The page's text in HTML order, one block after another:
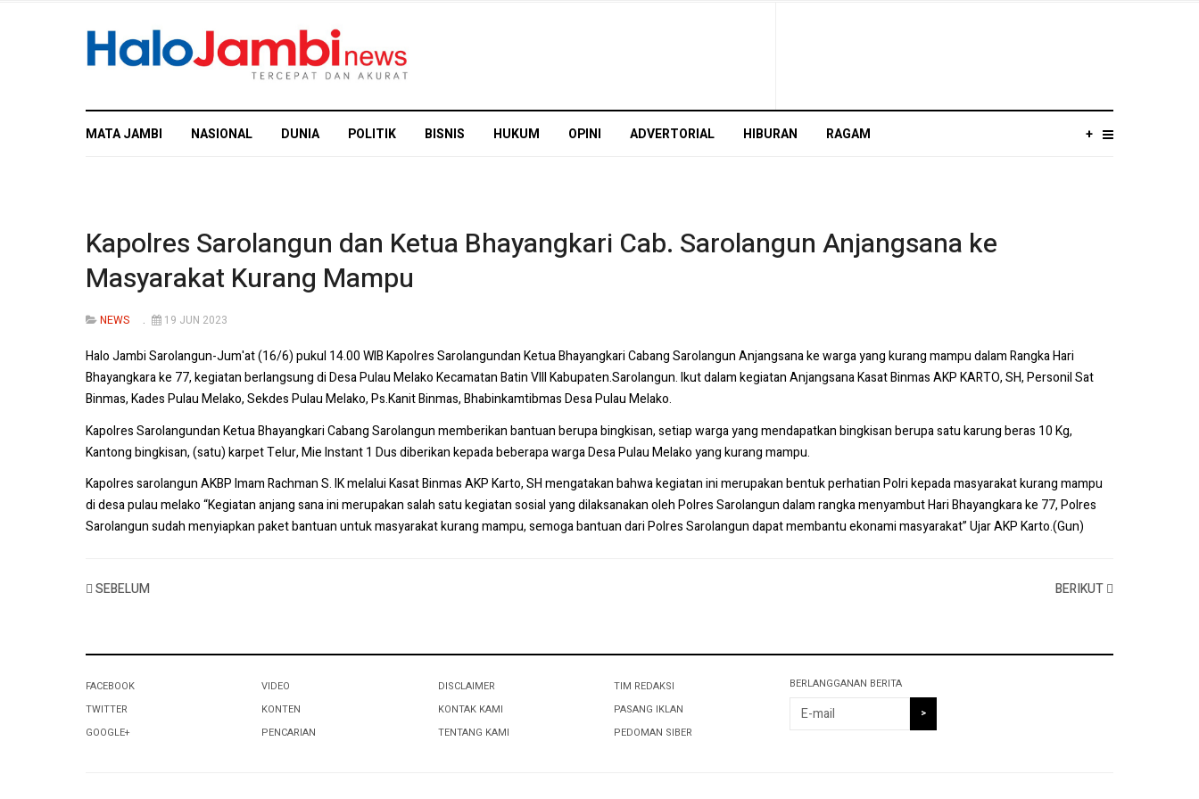
MATA JAMBI NASIONAL DUNIA POLITIK BISNIS HUKUM OPINI ADVERTORIAL HIBURAN RAGAM +
Kapolres Sarolangun dan Ketua Bhayangkari Cab. Sarolangun Anjangsana ke
Masyarakat Kurang Mampu
NEWS 19 JUN 2023
Halo Jambi Sarolangun-Jum'at (16/6) pukul 14.00 WIB Kapolres Sarolangundan Ketua Bhayangkari Cabang Sarolangun Anjangsana ke warga yang kurang mampu dalam Rangka Hari
Bhayangkara ke 77, kegiatan berlangsung di Desa Pulau Melako Kecamatan Batin VIII Kabupaten.Sarolangun.Ikut dalam kegiatan Anjangsana Kasat Binmas AKP KARTO, SH, Personil Sat
Binmas, Kades Pulau Melako, Sekdes Pulau Melako, Ps.Kanit Binmas, Bhabinkamtibmas Desa Pulau Melako.
Kapolres Sarolangundan Ketua Bhayangkari Cabang Sarolangun memberikan bantuan berupa bingkisan, setiap warga yang mendapatkan bingkisan berupa satu karung beras 10 Kg,
Kantong bingkisan, (satu) karpet Telur, Mie Instant 1 Dus diberikan kepada beberapa warga Desa Pulau Melako yang kurang mampu.
Kapolres sarolangun AKBP Imam Rachman S. IK melalui Kasat Binmas AKP Karto, SH mengatakan bahwa kegiatan ini merupakan bentuk perhatian Polri kepada masyarakat kurang mampu
di desa pulau melako “Kegiatan anjang sana ini merupakan salah satu kegiatan sosial yang dilaksanakan oleh Polres Sarolangun dalam rangka menyambut Hari Bhayangkara ke 77, Polres
Sarolangun sudah menyiapkan paket bantuan untuk masyarakat kurang mampu, semoga bantuan dari Polres Sarolangun dapat membantu ekonami masyarakat” Ujar AKP Karto.(Gun)
SEBELUM BERIKUT
FACEBOOK
TWITTER
GOOGLE+
VIDEO
KONTEN
PENCARIAN
DISCLAIMER
KONTAK KAMI
TENTANG KAMI
TIM REDAKSI
PASANG IKLAN
PEDOMAN SIBER
BERLANGGANAN BERITA